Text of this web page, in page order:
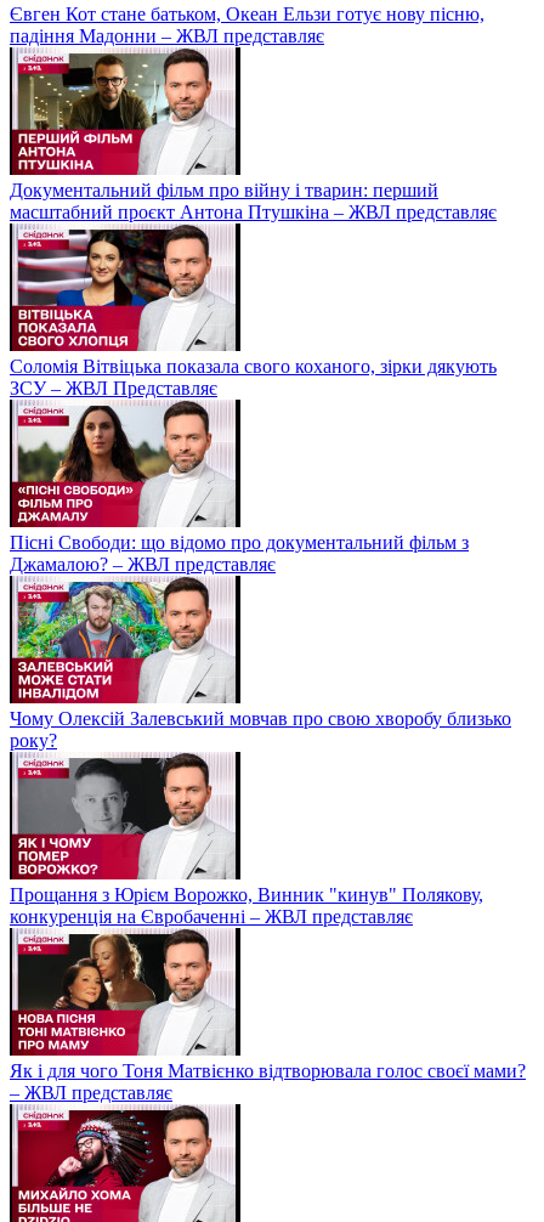
Євген Кот стане батьком, Океан Ельзи готує нову пісню,
падіння Мадонни – ЖВЛ представляє
Документальний фільм про війну і тварин: перший
масштабний проєкт Антона Птушкіна – ЖВЛ представляє
Соломія Вітвіцька показала свого коханого, зірки дякують
ЗСУ – ЖВЛ Представляє
Пісні Свободи: що відомо про документальний фільм з
Джамалою? – ЖВЛ представляє
Чому Олексій Залевський мовчав про свою хворобу близько
року?
Прощання з Юрієм Ворожко, Винник "кинув" Полякову,
конкуренція на Євробаченні – ЖВЛ представляє
Як і для чого Тоня Матвієнко відтворювала голос своєї мами?
– ЖВЛ представляє